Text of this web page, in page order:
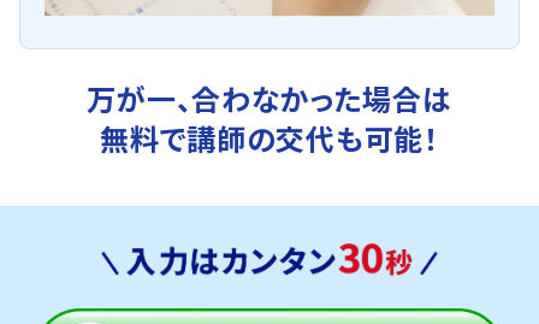
万が一、合わなかった場合は
無料で講師の交代も可能！